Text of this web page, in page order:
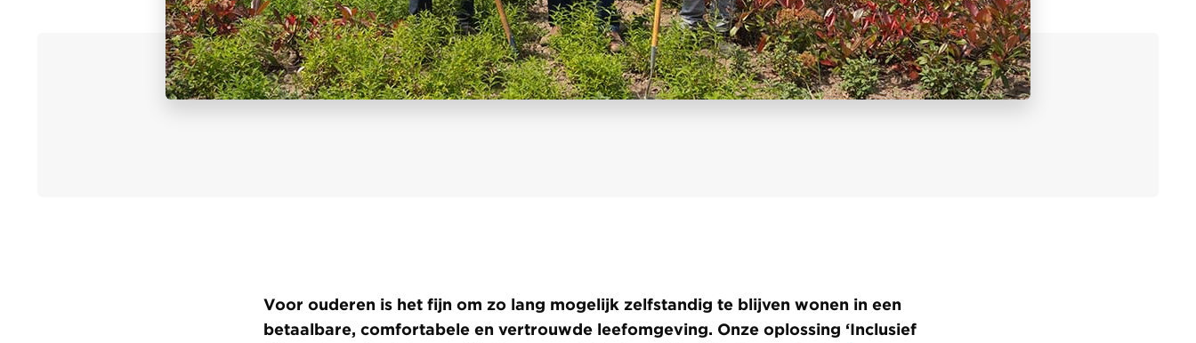
Voor ouderen is het fijn om zo lang mogelijk zelfstandig te blijven wonen in een
betaalbare, comfortabele en vertrouwde leefomgeving. Onze oplossing ‘Inclusief